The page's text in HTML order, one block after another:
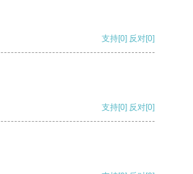
支持[0] 反对[0]
支持[0] 反对[0]